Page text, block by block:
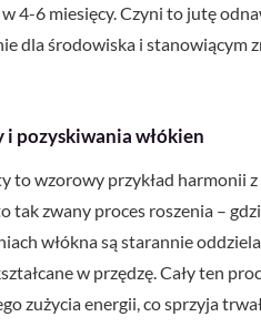
4-6 miesięcy. Czyni to jutę
dla środowiska i stanowiącym
pozyskiwania włókien
wzorowy przykład harmonii z
zwany proces roszenia –
włókna są starannie
w przędzę. Cały ten
zużycia energii, co sprzyja